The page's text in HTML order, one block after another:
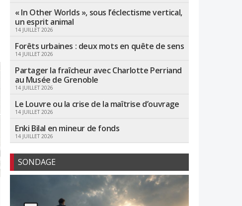
« In Other Worlds », sous l’éclectisme vertical,
un esprit animal
14 JUILLET 2026
Forêts urbaines : deux mots en quête de sens
14 JUILLET 2026
Partager la fraîcheur avec Charlotte Perriand
au Musée de Grenoble
14 JUILLET 2026
Le Louvre ou la crise de la maîtrise d’ouvrage
14 JUILLET 2026
Enki Bilal en mineur de fonds
14 JUILLET 2026
SONDAGE